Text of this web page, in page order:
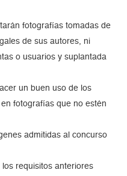
fotografías tomadas de
de sus autores, ni
o usuarios y suplantada
un buen uso de los
fotografías que no estén
admitidas al concurso
requisitos anteriores